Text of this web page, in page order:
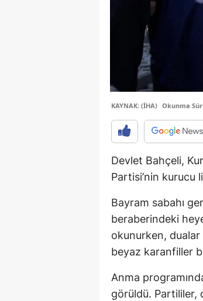
KAYNAK: (İHA) Okunma
Devlet Bahçeli,
Partisi’nin kurucu
Bayram sabahı
beraberindeki
okunurken, dualar
beyaz karanfiller
Anma
görüldü. Partililer,